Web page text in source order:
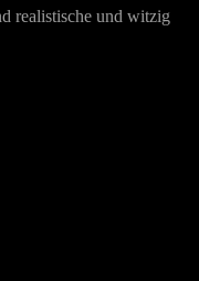
realistische und witzig